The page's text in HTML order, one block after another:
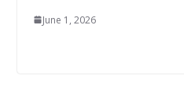
June 1, 2026